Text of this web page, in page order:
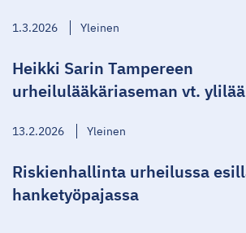
1.3.2026 Yleinen
Heikki Sarin Tampereen
urheilulääkäriaseman vt.
13.2.2026 Yleinen
Riskienhallinta urheilussa
hanketyöpajassa